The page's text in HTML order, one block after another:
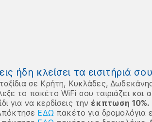
ήδη κλείσει τα εισιτήριά
ταξίδια σε Κρήτη, Κυκλάδες,
το πακέτο WiFi σου ταιριάζει
για να κερδίσεις την έκπτωση 10%.
ΕΔΩ πακέτο για δρομολόγια